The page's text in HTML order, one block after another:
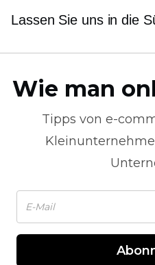
Lassen Sie uns in die
Wie man
Tipps von e-